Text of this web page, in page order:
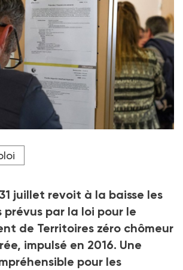
au Journal officiel, un arrêté réduit
à l'expérimentation Territoires
Guyonnet / Hans Lucas / AFP
juillet revoit à la baisse les
par la loi pour le
de Territoires zéro chômeur
impulsé en 2016. Une
pour les